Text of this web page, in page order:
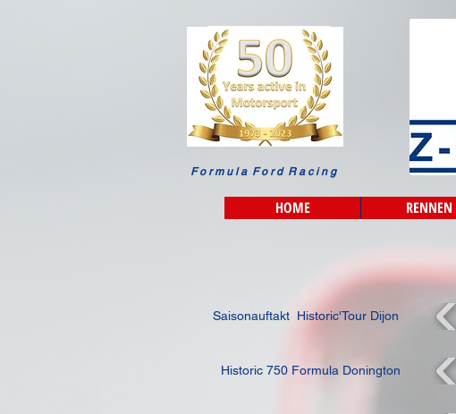
F o r m u l a F o r d R a c i n g
HOME RENNEN
Saisonauftakt Historic'Tour Dijon
Historic 750 Formula Donington